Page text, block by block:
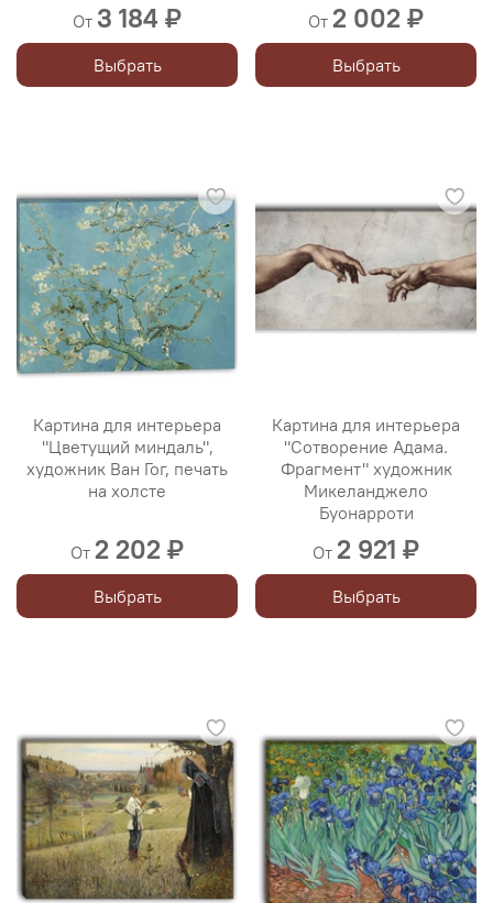
От 3 184 ₽
Выбрать
От 2 002 ₽
Выбрать
Картина для интерьера
"Цветущий миндаль",
художник Ван Гог, печать
на холсте
От 2 202 ₽
Выбрать
Картина для интерьера
"Сотворение Адама.
Фрагмент" художник
Микеланджело
Буонарроти
От 2 921 ₽
Выбрать